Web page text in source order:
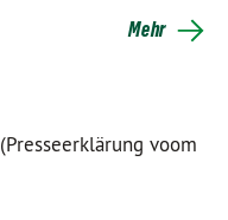
Mehr
(Presseerklärung voom